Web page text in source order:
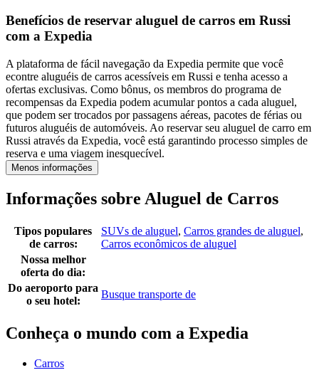
Benefícios de reservar aluguel de carros em Russi
com a Expedia
A plataforma de fácil navegação da Expedia permite que você
econtre aluguéis de carros acessíveis em Russi e tenha acesso a
ofertas exclusivas. Como bônus, os membros do programa de
recompensas da Expedia podem acumular pontos a cada aluguel,
que podem ser trocados por passagens aéreas, pacotes de férias ou
futuros aluguéis de automóveis. Ao reservar seu aluguel de carro em
Russi através da Expedia, você está garantindo processo simples de
reserva e uma viagem inesquecível.
Menos informações
Informações sobre Aluguel de Carros
Tipos populares
de carros:
SUVs de aluguel, Carros grandes de aluguel,
Carros econômicos de aluguel
Nossa melhor
oferta do dia:
Do aeroporto para
o seu hotel:
Busque transporte de
Conheça o mundo com a Expedia
Carros